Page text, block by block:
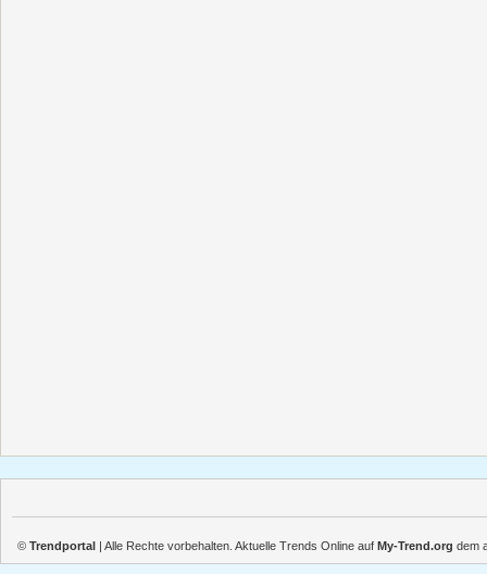
© Trendportal | Alle Rechte vorbehalten. Aktuelle Trends Online auf My-Trend.org dem